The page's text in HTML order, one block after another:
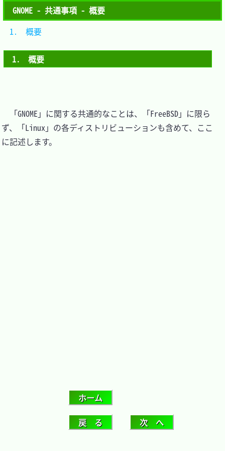
GNOME - 共通事項 - 概要
1.　概要
「GNOME」に関する共通的なことは、「FreeBSD」に限ら
ず、「Linux」の各ディストリビューションも含めて、ここ
に記述します。